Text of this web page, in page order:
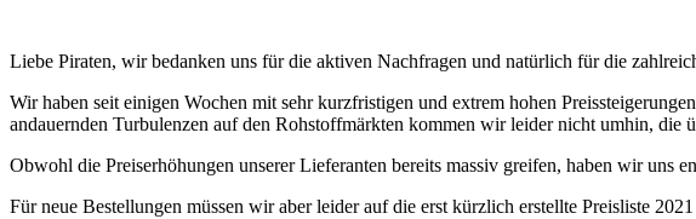
Liebe Piraten, wir bedanken uns für die aktiven Nachfragen und natürlich für die
Wir haben seit einigen Wochen mit sehr kurzfristigen und extrem hohen
andauernden Turbulenzen auf den Rohstoffmärkten kommen wir leider nicht umhin, die
Obwohl die Preiserhöhungen unserer Lieferanten bereits massiv greifen, haben wir uns
Für neue Bestellungen müssen wir aber leider auf die erst kürzlich erstellte Preisliste